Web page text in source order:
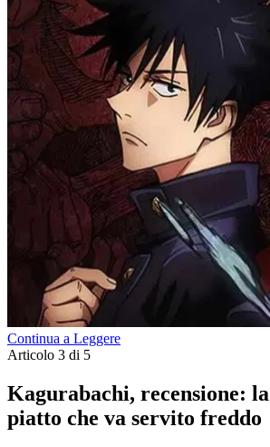
Continua a Leggere
Articolo 3 di 5
Kagurabachi, recensione:
piatto che va servito freddo